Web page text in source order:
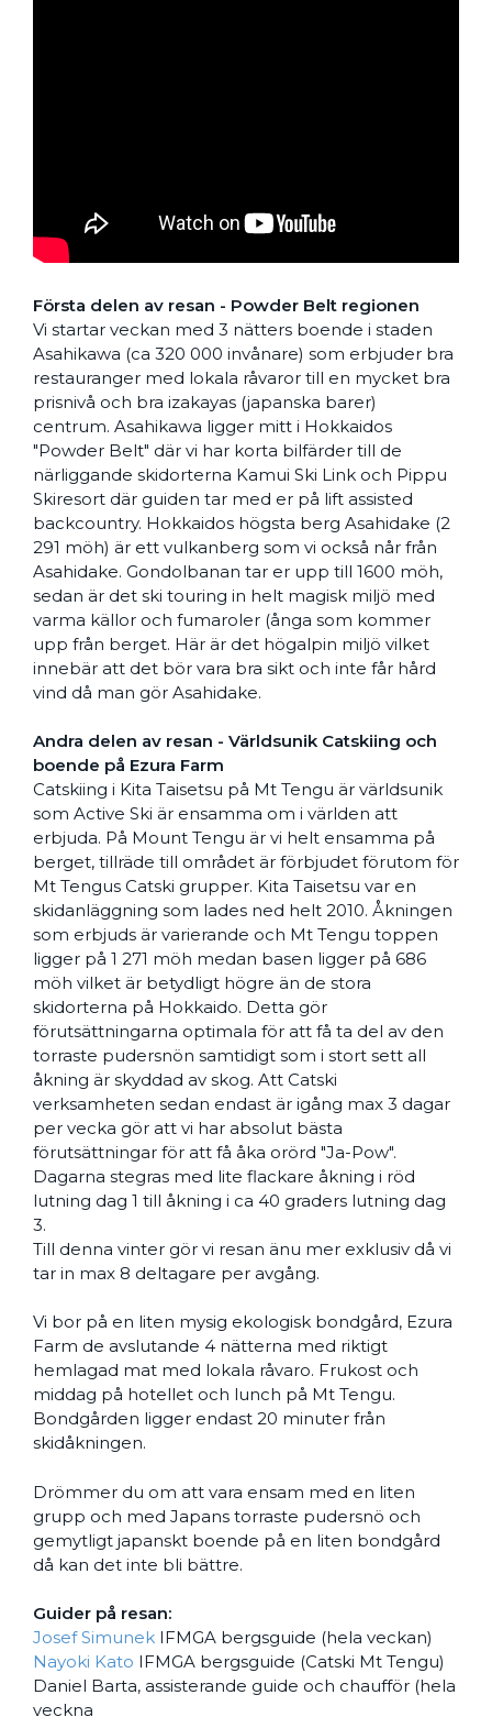
Första delen av resan - Powder Belt regionen
Vi startar veckan med 3 nätters boende i staden
Asahikawa (ca 320 000 invånare) som erbjuder bra
restauranger med lokala råvaror till en mycket bra
prisnivå och bra izakayas (japanska barer)
centrum. Asahikawa ligger mitt i Hokkaidos
"Powder Belt" där vi har korta bilfärder till de
närliggande skidorterna Kamui Ski Link och Pippu
Skiresort där guiden tar med er på lift assisted
backcountry. Hokkaidos högsta berg Asahidake (2
291 möh) är ett vulkanberg som vi också når från
Asahidake. Gondolbanan tar er upp till 1600 möh,
sedan är det ski touring in helt magisk miljö med
varma källor och fumaroler (ånga som kommer
upp från berget. Här är det högalpin miljö vilket
innebär att det bör vara bra sikt och inte får hård
vind då man gör Asahidake.
Andra delen av resan - Världsunik Catskiing och
boende på Ezura Farm
Catskiing i Kita Taisetsu på Mt Tengu är världsunik
som Active Ski är ensamma om i världen att
erbjuda. På Mount Tengu är vi helt ensamma på
berget, tillräde till området är förbjudet förutom för
Mt Tengus Catski grupper. Kita Taisetsu var en
skidanläggning som lades ned helt 2010. Åkningen
som erbjuds är varierande och Mt Tengu toppen
ligger på 1 271 möh medan basen ligger på 686
möh vilket är betydligt högre än de stora
skidorterna på Hokkaido. Detta gör
förutsättningarna optimala för att få ta del av den
torraste pudersnön samtidigt som i stort sett all
åkning är skyddad av skog. Att Catski
verksamheten sedan endast är igång max 3 dagar
per vecka gör att vi har absolut bästa
förutsättningar för att få åka orörd "Ja-Pow".
Dagarna stegras med lite flackare åkning i röd
lutning dag 1 till åkning i ca 40 graders lutning dag
3.
Till denna vinter gör vi resan änu mer exklusiv då vi
tar in max 8 deltagare per avgång.
Vi bor på en liten mysig ekologisk bondgård, Ezura
Farm de avslutande 4 nätterna med riktigt
hemlagad mat med lokala råvaro. Frukost och
middag på hotellet och lunch på Mt Tengu.
Bondgården ligger endast 20 minuter från
skidåkningen.
Drömmer du om att vara ensam med en liten
grupp och med Japans torraste pudersnö och
gemytligt japanskt boende på en liten bondgård
då kan det inte bli bättre.
Guider på resan:
Josef Simunek IFMGA bergsguide (hela veckan)
Nayoki Kato IFMGA bergsguide (Catski Mt Tengu)
Daniel Barta, assisterande guide och chaufför (hela
veckna